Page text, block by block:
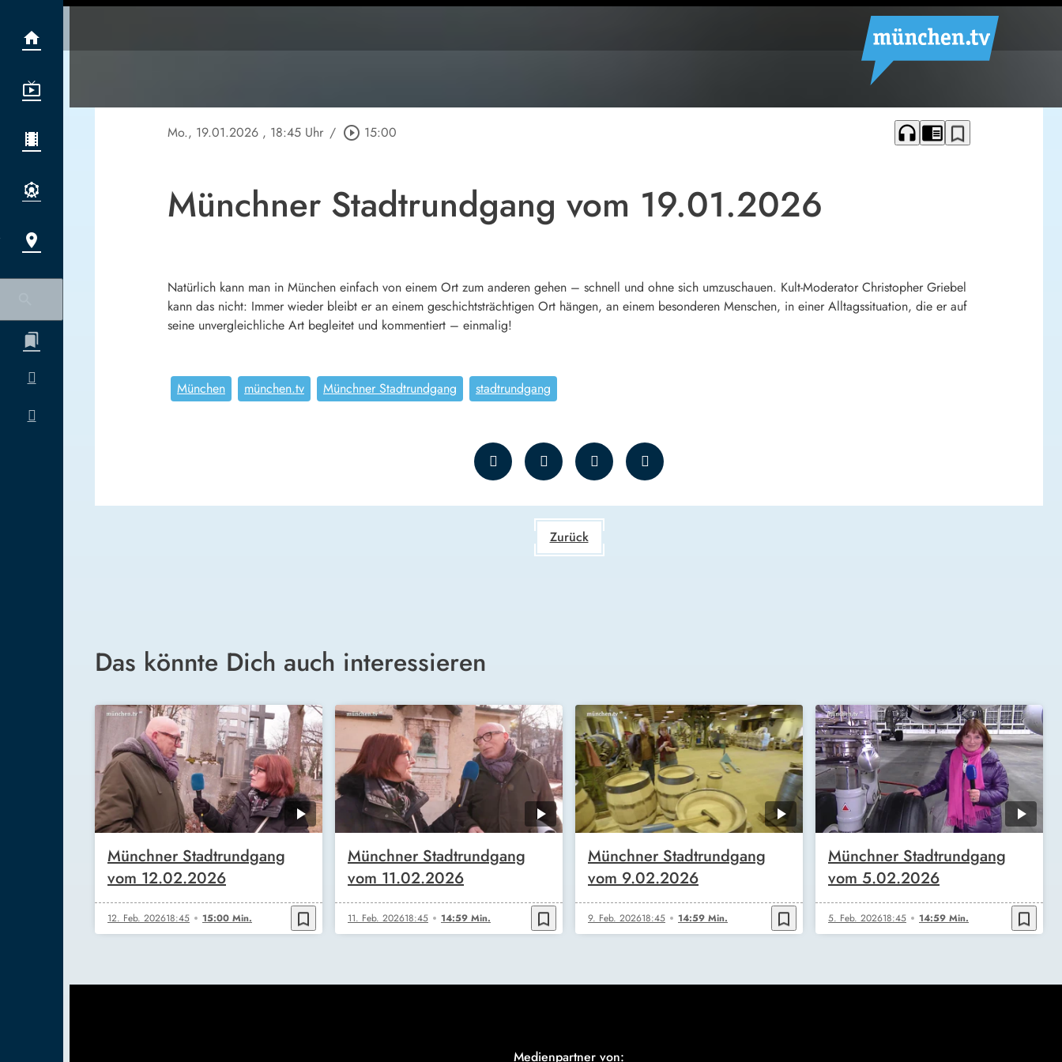
Mo., 19.01.2026 , 18:45 Uhr / play_circle_outline 15:00 headphones chrome_reader_mode bookmark_border
Münchner Stadtrundgang vom 19.01.2026
Natürlich kann man in München einfach von einem Ort zum anderen gehen – schnell und ohne sich umzuschauen. Kult-Moderator Christopher Griebel
kann das nicht: Immer wieder bleibt er an einem geschichtsträchtigen Ort hängen, an einem besonderen Menschen, in einer Alltagssituation, die er auf
seine unvergleichliche Art begleitet und kommentiert – einmalig!
München münchen.tv Münchner Stadtrundgang stadtrundgang
Zurück
Das könnte Dich auch interessieren
Münchner Stadtrundgang
vom 12.02.2026
12. Feb. 202618:45 15:00 Min. bookmark_border
Münchner Stadtrundgang
vom 11.02.2026
11. Feb. 202618:45 14:59 Min. bookmark_border
Münchner Stadtrundgang
vom 9.02.2026
9. Feb. 202618:45 14:59 Min. bookmark_border
Münchner Stadtrundgang
vom 5.02.2026
5. Feb. 202618:45 14:59 Min. bookmark_border
Medienpartner von: